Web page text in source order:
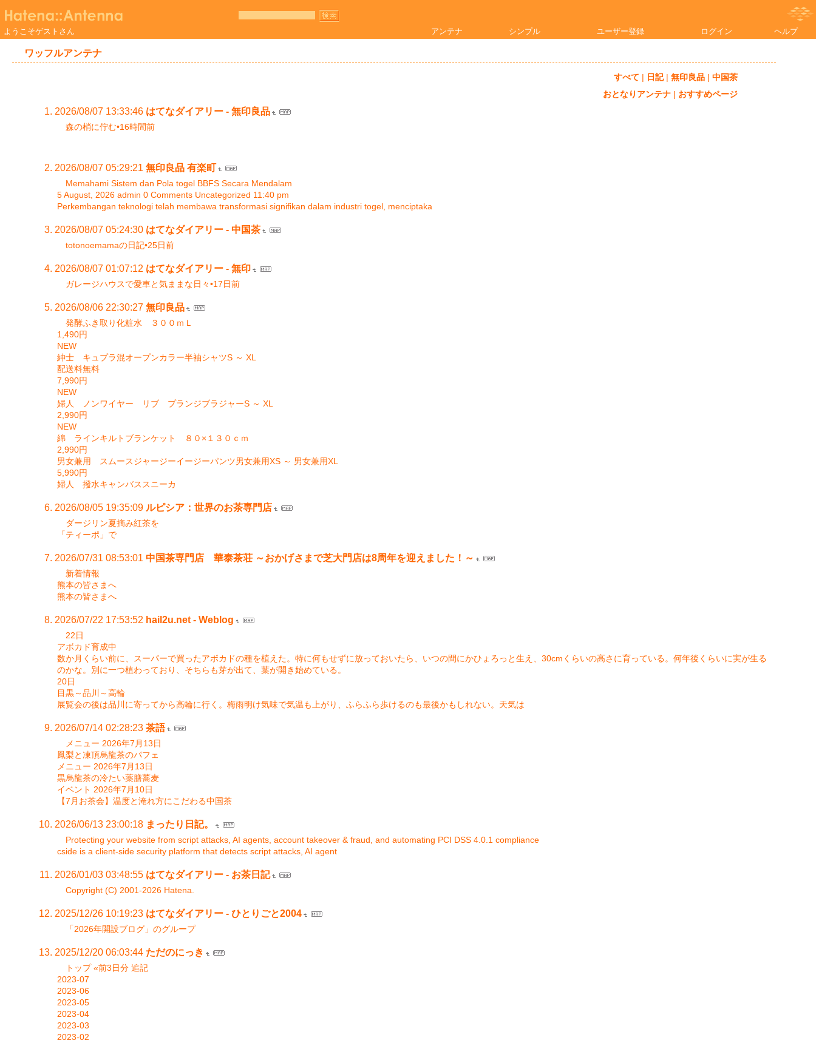
ようこそゲストさん アンテナ シンプル ユーザー登録 ログイン ヘルプ
ワッフルアンテナ
すべて | 日記| 無印良品| 中国茶
おとなりアンテナ| おすすめページ
2026/08/07 13:33:46 はてなダイアリー - 無印良品
森の梢に佇む•16時間前
2026/08/07 05:29:21 無印良品 有楽町
Memahami Sistem dan Pola togel BBFS Secara Mendalam
5 August, 2026 admin 0 Comments Uncategorized 11:40 pm
Perkembangan teknologi telah membawa transformasi signifikan dalam industri togel, menciptaka
2026/08/07 05:24:30 はてなダイアリー - 中国茶
totonoemamaの日記•25日前
2026/08/07 01:07:12 はてなダイアリー - 無印
ガレージハウスで愛車と気ままな日々•17日前
2026/08/06 22:30:27 無印良品
発酵ふき取り化粧水 ３００ｍＬ
1,490円
NEW
紳士 キュプラ混オープンカラー半袖シャツS ～ XL
配送料無料
7,990円
NEW
婦人 ノンワイヤー リブ プランジブラジャーS ～ XL
2,990円
NEW
綿 ラインキルトブランケット ８０×１３０ｃｍ
2,990円
男女兼用 スムースジャージーイージーパンツ男女兼用XS ～ 男女兼用XL
5,990円
婦人 撥水キャンバススニーカ
2026/08/05 19:35:09 ルピシア：世界のお茶専門店
ダージリン夏摘み紅茶を
「ティーポ」で
2026/07/31 08:53:01 中国茶専門店 華泰茶荘 ～おかげさまで芝大門店は8周年を迎えました！～
新着情報
熊本の皆さまへ
熊本の皆さまへ
2026/07/22 17:53:52 hail2u.net - Weblog
22日
アボカド育成中
数か月くらい前に、スーパーで買ったアボカドの種を植えた。特に何もせずに放っておいたら、いつの間にかひょろっと生え、30cmくらいの高さに育っている。何年後くらいに実が生る
のかな。別に一つ植わっており、そちらも芽が出て、葉が開き始めている。
20日
目黒～品川～高輪
展覧会の後は品川に寄ってから高輪に行く。梅雨明け気味で気温も上がり、ふらふら歩けるのも最後かもしれない。天気は
2026/07/14 02:28:23 茶語
メニュー 2026年7月13日
鳳梨と凍頂烏龍茶のパフェ
メニュー 2026年7月13日
黒烏龍茶の冷たい薬膳蕎麦
イベント 2026年7月10日
【7月お茶会】温度と淹れ方にこだわる中国茶
2026/06/13 23:00:18 まったり日記。
Protecting your website from script attacks, AI agents, account takeover & fraud, and automating PCI DSS 4.0.1 compliance
cside is a client-side security platform that detects script attacks, AI agent
2026/01/03 03:48:55 はてなダイアリー - お茶日記
Copyright (C) 2001-2026 Hatena.
2025/12/26 10:19:23 はてなダイアリー - ひとりごと2004
「2026年開設ブログ」のグループ
2025/12/20 06:03:44 ただのにっき
トップ «前3日分 追記
2023-07
2023-06
2023-05
2023-04
2023-03
2023-02